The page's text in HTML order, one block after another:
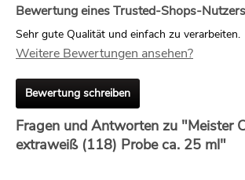
Bewertung eines Trusted-Shops-Nutzers
Sehr gute Qualität und einfach zu verarbeiten.
Weitere Bewertungen ansehen?
Bewertung schreiben
Fragen und Antworten zu "Meister
extraweiß (118) Probe ca. 25 ml"